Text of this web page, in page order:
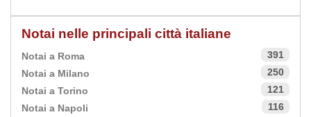
Notai nelle principali città italiane
Notai a Roma
391
Notai a Milano
250
Notai a Torino
121
Notai a Napoli
116